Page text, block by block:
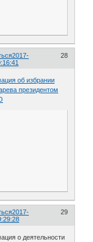
28
2017-
об избрании
президентом
29
2017-
о деятельности